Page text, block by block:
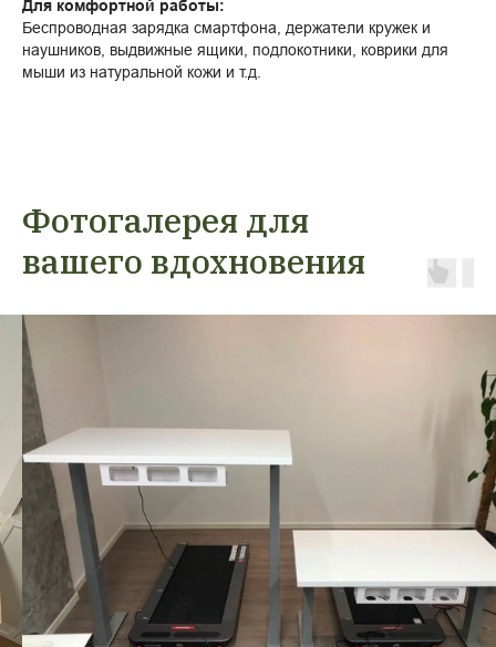
Для комфортной работы:
Беспроводная зарядка смартфона, держатели кружек и
наушников, выдвижные ящики, подлокотники, коврики для
мыши из натуральной кожи и т.д.
Фотогалерея для
вашего вдохновения